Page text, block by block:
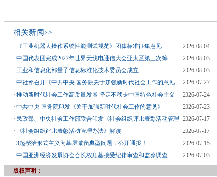
相关新闻>>
· 《工业机器人操作系统性能测试规范》团体标准征集意见
2026-08-04
·中国代表团完成2027年世界无线电通信大会亚太区第三次筹
2026-08-03
·工业和信息化部量子信息标准化技术委员会成立
2026-08-03
·中社部召开《中共中央 国务院关于加强新时代社会工作的意见
2026-07-27
·推动新时代社会工作高质量发展 坚定不移走中国特色社会主义
2026-07-24
·中共中央 国务院印发《关于加强新时代社会工作的意见》
2026-07-23
· 民政部、中央社会工作部联合印发《社会组织评比表彰活动管理
2026-07-17
·
《社会组织评比表彰活动管理办法》解读
2026-07-17
·3起整治形式主义为基层减负典型问题，公开通报！
2026-07-15
·中国亚洲经济发展协会会长权顺基接受纪律审查和监察调查 2026-07-03
版权声明：